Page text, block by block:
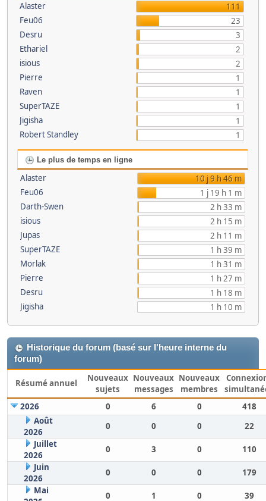
Alaster
111
Feu06
23
Desru
3
Ethariel
2
isious
2
Pierre
1
Raven
1
SuperTAZE
1
Jigisha
1
Robert Standley
1
Le plus de temps en ligne
Alaster
10 j 9 h 46 m
Feu06
1 j 19 h 1 m
Darth-Swen
2 h 33 m
isious
2 h 15 m
Jupas
2 h 11 m
SuperTAZE
1 h 39 m
Morlak
1 h 31 m
Pierre
1 h 27 m
Desru
1 h 18 m
Jigisha
1 h 10 m
Historique du forum (basé sur l'heure interne du
forum)
Résumé annuel
Nouveaux
sujets
Nouveaux
messages
Nouveaux
membres
2026
0 6 0
418
Août
2026
0 0 0
22
Juillet
2026
0 3 0
110
Juin
2026
0 0 0
179
Mai
0 1 0 39